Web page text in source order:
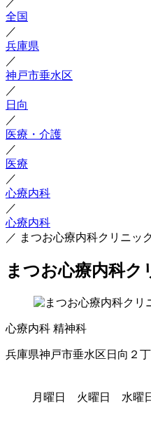
全国
／
兵庫県
／
神戸市垂水区
／
日向
／
医療・介護
／
医療
／
心療内科
／
心療内科
／ まつお心療内科クリニッ
まつお心療内科ク
心療内科 精神科
兵庫県神戸市垂水区日向２
月曜日 火曜日 水曜